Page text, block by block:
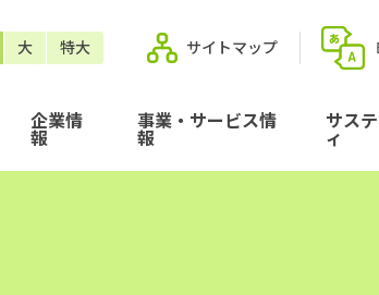
大 特大 サイトマップ
企業情
報
事業・サービス情
報
サス
ィ